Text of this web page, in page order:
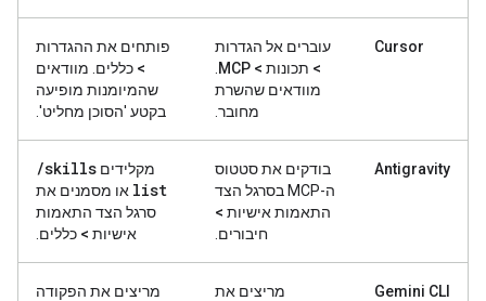
Cursor עוברים אל הגדרות
> תכונות > MCP
מוודאים שהשרת
מחובר.
פותחים את ההגדרות
> כללים . מוודאים
שהמיומנות מופיעה
בקטע 'הסוכן מחליט'.
Antigravity
בודקים את סטטוס
ה-MCP בסרגל הצד
התאמות אישיות >
חיבורים
מקלידים /skills
list או מסמנים את
סרגל הצד התאמות
אישיות > כללים
Gemini CLI מריצים את מריצים את הפקודה